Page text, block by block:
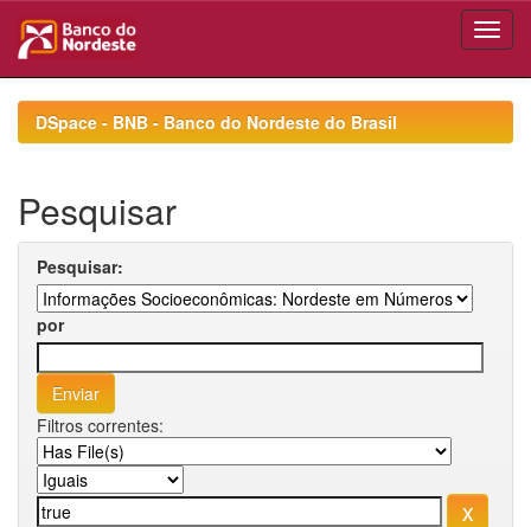
navigationDSpace - BNB - Banco do Nordeste do Brasil
Pesquisar
Pesquisar:
por
Filtros correntes: